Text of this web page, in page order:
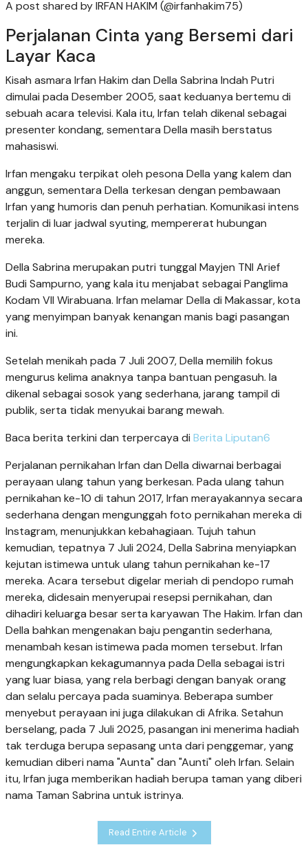
A post shared by IRFAN HAKIM (@irfanhakim75)
Perjalanan Cinta yang Bersemi dari
Layar Kaca
Kisah asmara Irfan Hakim dan Della Sabrina Indah Putri
dimulai pada Desember 2005, saat keduanya bertemu di
sebuah acara televisi. Kala itu, Irfan telah dikenal sebagai
presenter kondang, sementara Della masih berstatus
mahasiswi.
Irfan mengaku terpikat oleh pesona Della yang kalem dan
anggun, sementara Della terkesan dengan pembawaan
Irfan yang humoris dan penuh perhatian. Komunikasi intens
terjalin di luar jadwal syuting, mempererat hubungan
mereka.
Della Sabrina merupakan putri tunggal Mayjen TNI Arief
Budi Sampurno, yang kala itu menjabat sebagai Panglima
Kodam VII Wirabuana. Irfan melamar Della di Makassar, kota
yang menyimpan banyak kenangan manis bagi pasangan
ini.
Setelah menikah pada 7 Juli 2007, Della memilih fokus
mengurus kelima anaknya tanpa bantuan pengasuh. Ia
dikenal sebagai sosok yang sederhana, jarang tampil di
publik, serta tidak menyukai barang mewah.
Baca berita terkini dan terpercaya di Berita Liputan6
Perjalanan pernikahan Irfan dan Della diwarnai berbagai
perayaan ulang tahun yang berkesan. Pada ulang tahun
pernikahan ke-10 di tahun 2017, Irfan merayakannya secara
sederhana dengan mengunggah foto pernikahan mereka di
Instagram, menunjukkan kebahagiaan. Tujuh tahun
kemudian, tepatnya 7 Juli 2024, Della Sabrina menyiapkan
kejutan istimewa untuk ulang tahun pernikahan ke-17
mereka. Acara tersebut digelar meriah di pendopo rumah
mereka, didesain menyerupai resepsi pernikahan, dan
dihadiri keluarga besar serta karyawan The Hakim. Irfan dan
Della bahkan mengenakan baju pengantin sederhana,
menambah kesan istimewa pada momen tersebut. Irfan
mengungkapkan kekagumannya pada Della sebagai istri
yang luar biasa, yang rela berbagi dengan banyak orang
dan selalu percaya pada suaminya. Beberapa sumber
menyebut perayaan ini juga dilakukan di Afrika. Setahun
berselang, pada 7 Juli 2025, pasangan ini menerima hadiah
tak terduga berupa sepasang unta dari penggemar, yang
kemudian diberi nama "Aunta" dan "Aunti" oleh Irfan. Selain
itu, Irfan juga memberikan hadiah berupa taman yang diberi
nama Taman Sabrina untuk istrinya.
Read Entire Article